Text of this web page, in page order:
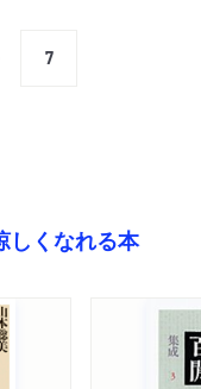
7
しくなれる本